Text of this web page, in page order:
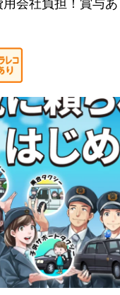
会社負担！賞与あ